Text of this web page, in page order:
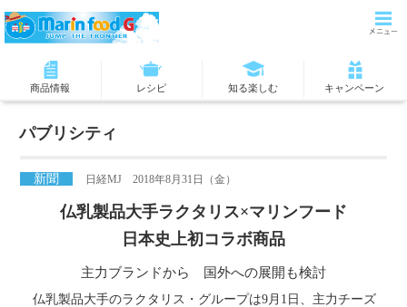
商品情報 レシピ 知る楽しむ キャンペーン
パブリシティ
新聞 日経MJ 2018年8月31日（金）
仏乳製品大手ラクタリス×マリンフード
日本史上初コラボ商品
主力ブランドから 国外への展開も検討
仏乳製品大手のラクタリス・グループは9月1日、主力チーズ